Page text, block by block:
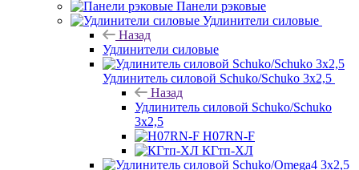
Панели рэковые
Удлинители силовые
Назад
Удлинители силовые
Удлинитель силовой Schuko/Schuko 3х2,5
Назад
Удлинитель силовой Schuko/Schuko
3х2,5
H07RN-F
КГтп-ХЛ